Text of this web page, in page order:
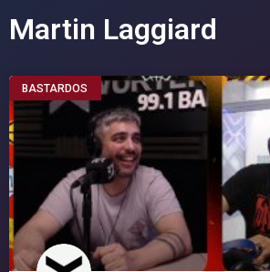
Martin Laggiard
BASTARDOS